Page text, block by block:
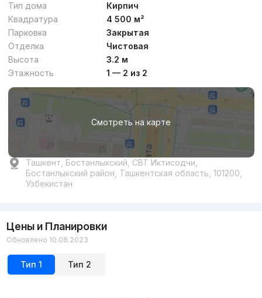
Тип дома
Кирпич
Квадратура
4 500 м²
Парковка
Закрытая
Отделка
Чистовая
Высота
3.2 м
Этажность
1 — 2 из 2
Смотреть на карте
Ташкент, Бостанлыкский, СВТ Иктисодчи,
Бостанлыкский район, Ташкентская область, 101200,
Узбекистан
Цены и Планировки
Обновлено 10.08.2023
Тип 1 Тип 2